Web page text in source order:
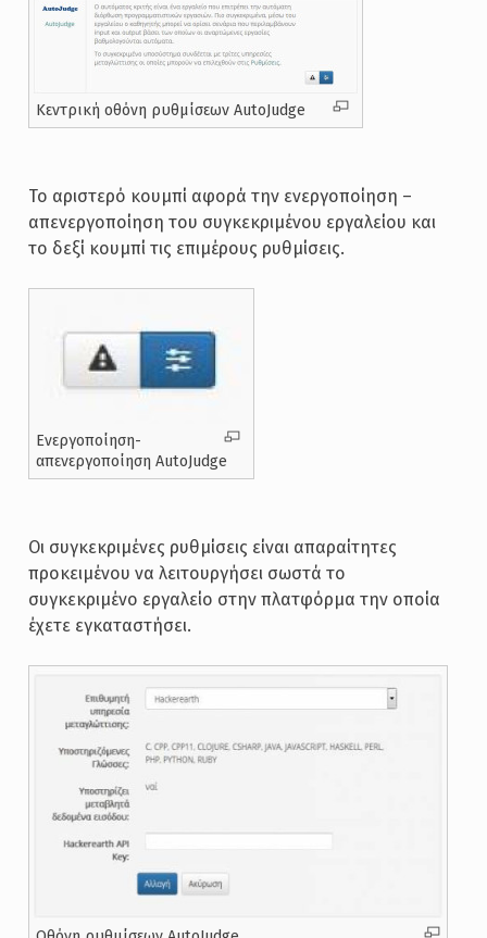
Κεντρική οθόνη ρυθμίσεων AutoJudge
Το αριστερό κουμπί αφορά την ενεργοποίηση –
απενεργοποίηση του συγκεκριμένου εργαλείου και
το δεξί κουμπί τις επιμέρους ρυθμίσεις.
Ενεργοποίηση-
απενεργοποίηση AutoJudge
Οι συγκεκριμένες ρυθμίσεις είναι απαραίτητες
προκειμένου να λειτουργήσει σωστά το
συγκεκριμένο εργαλείο στην πλατφόρμα την οποία
έχετε εγκαταστήσει.